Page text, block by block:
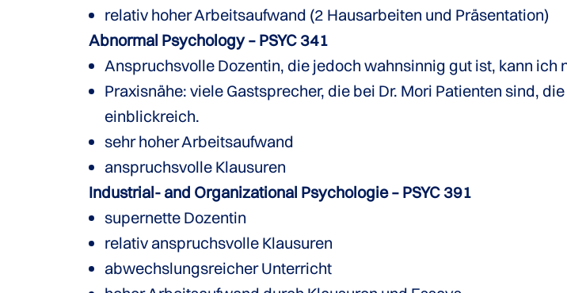
relativ hoher Arbeitsaufwand (2 Hausarbeiten und Präsentation)
Abnormal Psychology – PSYC 341
Anspruchsvolle Dozentin, die jedoch wahnsinnig gut ist, kann ich
Praxisnähe: viele Gastsprecher, die bei Dr. Mori Patienten sind,
einblickreich.
sehr hoher Arbeitsaufwand
anspruchsvolle Klausuren
Industrial- and Organizational Psychologie – PSYC 391
supernette Dozentin
relativ anspruchsvolle Klausuren
abwechslungsreicher Unterricht